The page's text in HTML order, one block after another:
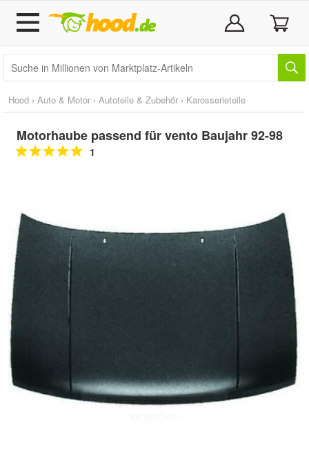
Hood › Auto & Motor › Autoteile & Zubehör › Karosserieteile
Motorhaube passend für vento Baujahr 92-98
1
Doppelt antippen zum